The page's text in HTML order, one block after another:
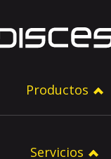
Productos
Servicios